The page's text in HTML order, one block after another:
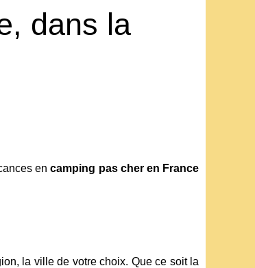
dans la
encamping pas cher en France
la ville de votre choix. Que ce soit la